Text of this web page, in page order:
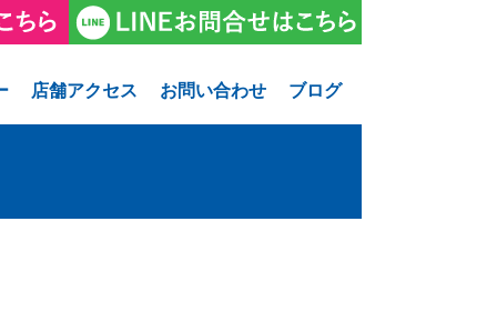
店舗アクセス お問い合わせ ブログ